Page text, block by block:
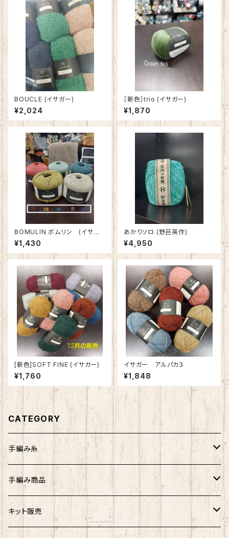
BOUCLE (イサガー)
¥2,024
［新色］trio (イサガー)
¥1,870
BOMULIN ボムリン (イサガ
ー ISAGER)
¥1,430
あかりソロ (野呂英作)
¥4,950
[新色]SOFT FINE (イサガー)
¥1,760
イサガー アルパカ3
¥1,848
CATEGORY
手編み糸
アンゴラホイップ
つややかコットン
手編み商品
マフラー
キット販売